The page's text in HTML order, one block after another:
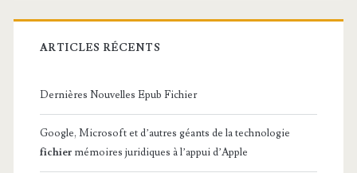
i
e
ARTICLES RÉCENTS
Dernières Nouvelles Epub Fichier
Google, Microsoft et d’autres géants de la technologie
fichier mémoires juridiques à l’appui d’Apple